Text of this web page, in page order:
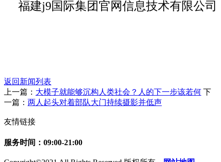
福建j9国际集团官网信息技术有限公司
返回新闻列表
上一篇： 大模子就能够沉构人类社会？人的下一步该若何 下
一篇： 两人起头对着部队大门持续摄影并低声
友情链接
服务时间：09:00-21:00